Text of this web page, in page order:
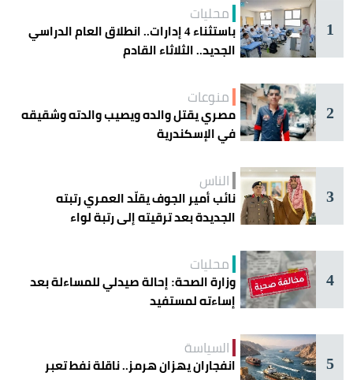
1
محليات
باستثناء 4 إدارات.. انطلاق العام الدراسي
الجديد.. الثلاثاء القادم
2
منوعات
مصري يقتل والده ويصيب والدته وشقيقه
في الإسكندرية
3
الناس
نائب أمير الجوف يقلّد العمري رتبته
الجديدة بعد ترقيته إلى رتبة لواء
4
محليات
وزارة الصحة: إحالة صيدلي للمساءلة بعد
إساءته لمستفيد
5
السياسة
انفجاران يهزان هرمز.. ناقلة نفط تعبر